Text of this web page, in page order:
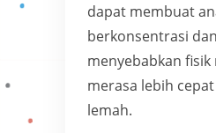
dapat membuat
berkonsentrasi dan
menyebabkan fisik
merasa lebih
lemah.